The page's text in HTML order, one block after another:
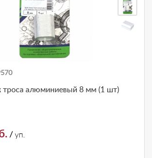
троса алюминиевый 8 мм (1 шт)
/ уп.